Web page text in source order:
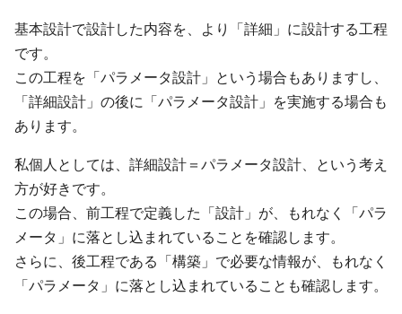
基本設計で設計した内容を、より「詳細」に設計する工程
です。
この工程を「パラメータ設計」という場合もありますし、
「詳細設計」の後に「パラメータ設計」を実施する場合も
あります。
私個人としては、詳細設計＝パラメータ設計、という考え
方が好きです。
この場合、前工程で定義した「設計」が、もれなく「パラ
メータ」に落とし込まれていることを確認します。
さらに、後工程である「構築」で必要な情報が、もれなく
「パラメータ」に落とし込まれていることも確認します。